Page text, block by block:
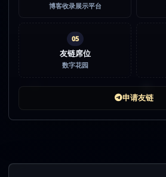
博客收录展示平台
05
友链席位
数字花园
申请友链